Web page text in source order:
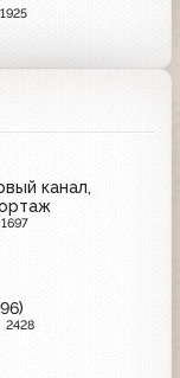
1925
канал,
1697
2428